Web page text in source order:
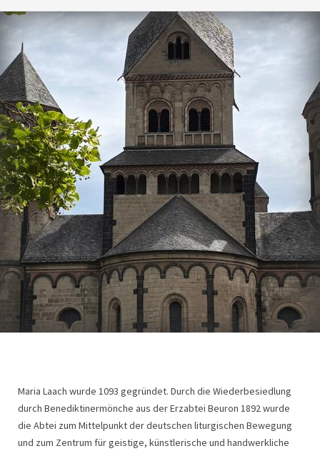
Maria Laach wurde 1093 gegründet. Durch die Wiederbesiedlung
durch Benediktinermönche aus der Erzabtei Beuron 1892 wurde
die Abtei zum Mittelpunkt der deutschen liturgischen Bewegung
und zum Zentrum für geistige, künstlerische und handwerkliche